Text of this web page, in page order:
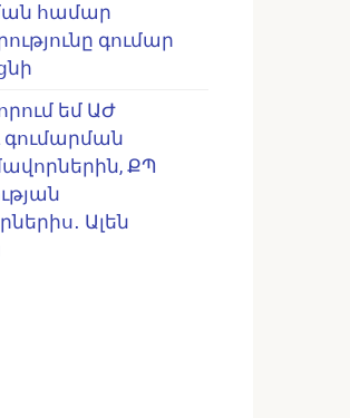
համար
գումար
եմ ԱԺ
գումարման
ՔՊ
Ալեն